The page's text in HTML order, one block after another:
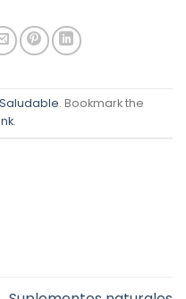
. Bookmark the
.